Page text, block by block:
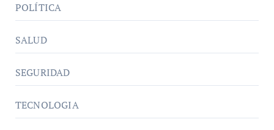
POLÍTICA
SALUD
SEGURIDAD
TECNOLOGIA